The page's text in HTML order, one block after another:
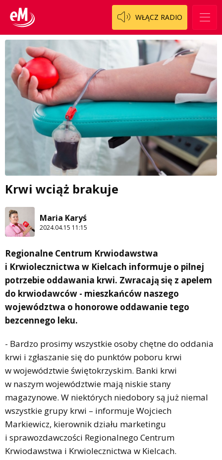
WŁĄCZ RADIO
Krwi wciąż brakuje
Maria Karyś
2024.04.15 11:15
Regionalne Centrum Krwiodawstwa
i Krwiolecznictwa w Kielcach informuje o pilnej
potrzebie oddawania krwi. Zwracają się z apelem
do krwiodawców - mieszkańców naszego
województwa o honorowe oddawanie tego
bezcennego leku.
- Bardzo prosimy wszystkie osoby chętne do oddania
krwi i zgłaszanie się do punktów poboru krwi
w województwie świętokrzyskim. Banki krwi
w naszym województwie mają niskie stany
magazynowe. W niektórych niedobory są już niemal
wszystkie grupy krwi – informuje Wojciech
Markiewicz, kierownik działu marketingu
i sprawozdawczości Regionalnego Centrum
Krwiodawstwa i Krwiolecznictwa w Kielcach.